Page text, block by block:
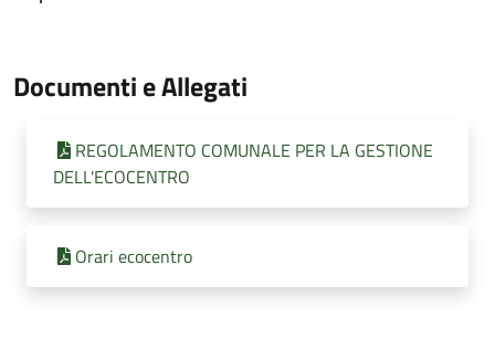
Documenti e Allegati
REGOLAMENTO COMUNALE PER LA GESTIONE
DELL'ECOCENTRO
Orari ecocentro